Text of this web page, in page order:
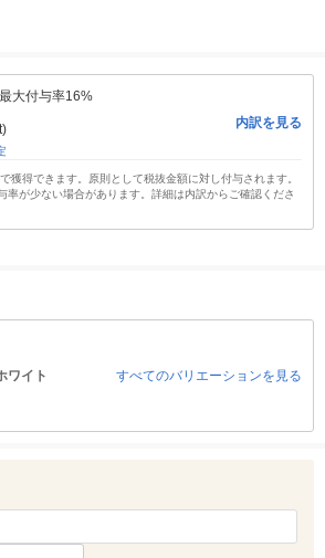
最大付与率16%
内訳を見る
獲得できます。原則として税抜金額に対し付与されます。
率が少ない場合があります。詳細は内訳からご確認くださ
ワイト すべてのバリエーションを見る